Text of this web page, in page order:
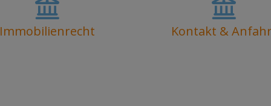
Immobilienrecht Kontakt &